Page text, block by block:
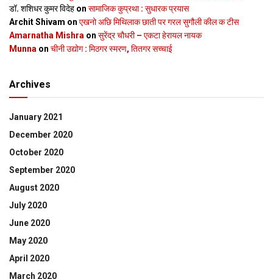
डॉ. शशिधर कुमर विदेह on सामाजिक कुप्रथा : सुधारक प्रयास
Archit Shivam on एखनो अछि मिथिलाक छाती पर गरल सुगौली कील क टीस
Amarnatha Mishra on सुरेंद्र चौधरी – एकटा हेरायल नायक
Munna on चीनी उद्योग : मिठगर स्‍मरण, तितगर सच्‍चाई
Archives
January 2021
December 2020
October 2020
September 2020
August 2020
July 2020
June 2020
May 2020
April 2020
March 2020